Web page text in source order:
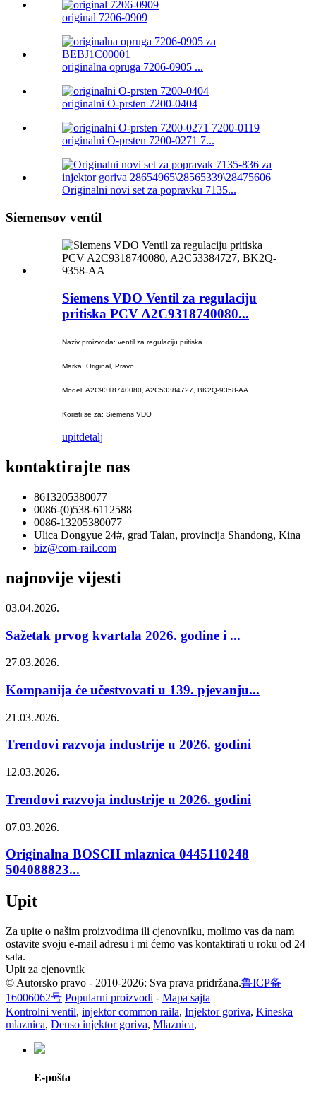
original 7206-0909
originalna opruga 7206-0905 ...
originalni O-prsten 7200-0404
originalni O-prsten 7200-0271 7...
Originalni novi set za popravku 7135...
Siemensov ventil
Siemens VDO Ventil za regulaciju
pritiska PCV A2C9318740080...
Naziv proizvoda: ventil za regulaciju pritiska
Marka: Original, Pravo
Model: A2C9318740080, A2C53384727, BK2Q-9358-AA
Koristi se za: Siemens VDO
upitdetalj
kontaktirajte nas
8613205380077
0086-(0)538-6112588
0086-13205380077
Ulica Dongyue 24#, grad Taian, provincija Shandong, Kina
biz@com-rail.com
najnovije vijesti
03.04.2026.
Sažetak prvog kvartala 2026. godine i ...
27.03.2026.
Kompanija će učestvovati u 139. pjevanju...
21.03.2026.
Trendovi razvoja industrije u 2026. godini
12.03.2026.
Trendovi razvoja industrije u 2026. godini
07.03.2026.
Originalna BOSCH mlaznica 0445110248
504088823...
Upit
Za upite o našim proizvodima ili cjenovniku, molimo vas da nam
ostavite svoju e-mail adresu i mi ćemo vas kontaktirati u roku od 24
sata.
Upit za cjenovnik
© Autorsko pravo - 2010-2026: Sva prava pridržana.鲁ICP备
16006062号 Popularni proizvodi - Mapa sajta
Kontrolni ventil, injektor common raila, Injektor goriva, Kineska
mlaznica, Denso injektor goriva, Mlaznica,
E-pošta